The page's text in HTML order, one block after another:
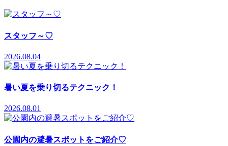
スタッフ～♡
2026.08.04
暑い夏を乗り切るテクニック！
2026.08.01
公園内の避暑スポットをご紹介♡